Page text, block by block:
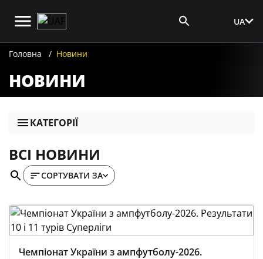
UA
Головна Новини
НОВИНИ
КАТЕГОРІЇ
ВСІ НОВИНИ
СОРТУВАТИ ЗА
Чемпіонат України з ампфутболу-2026.